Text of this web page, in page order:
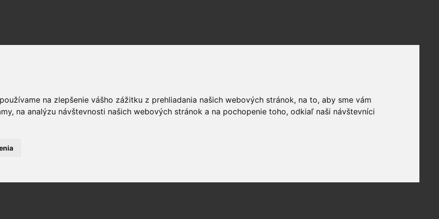
na zlepšenie vášho zážitku z prehliadania našich webových stránok, na to, aby sme vám
na analýzu návštevnosti našich webových stránok a na pochopenie toho, odkiaľ naši návštevníci